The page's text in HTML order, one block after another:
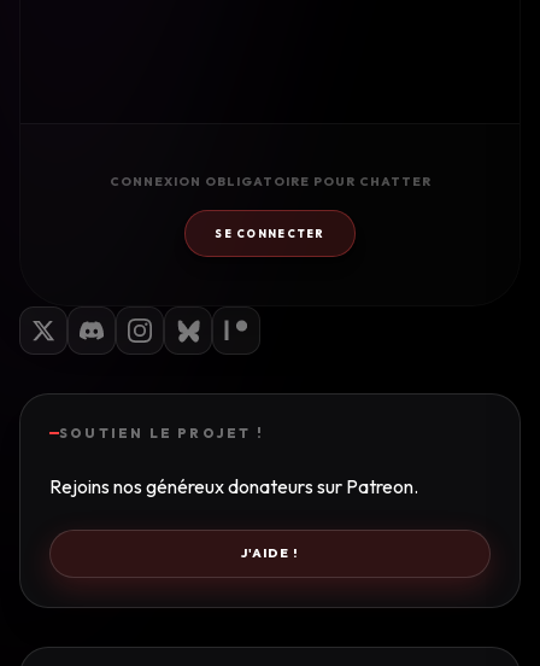
CONNEXION OBLIGATOIRE POUR CHATTER
SE CONNECTER
SOUTIEN LE PROJET !
Rejoins nos généreux donateurs sur Patreon.
J'AIDE !